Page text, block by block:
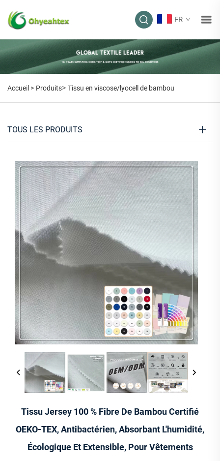
FR
Accueil > Produits> Tissu en viscose/lyocell de bambou
TOUS LES PRODUITS
Tissu Jersey 100 % Fibre De Bambou Certifié
OEKO-TEX, Antibactérien, Absorbant L'humidité,
Écologique Et Extensible, Pour Vêtements